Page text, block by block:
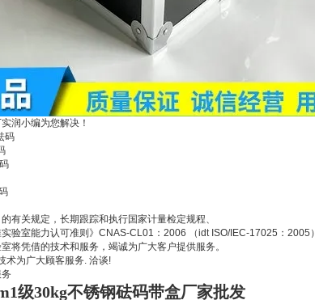
润小编为您解决！
码
有关规定，长期跟踪和执行国家计量检定规程、
验室能力认可准则》CNAS-CL01：2006 （idt ISO/IEC-17025：2005）
将凭借的技术和服务，竭诚为广大客户提供服务。
术为广大顾客服务. 洽谈!
级30kg不锈钢砝码带盒厂家批发